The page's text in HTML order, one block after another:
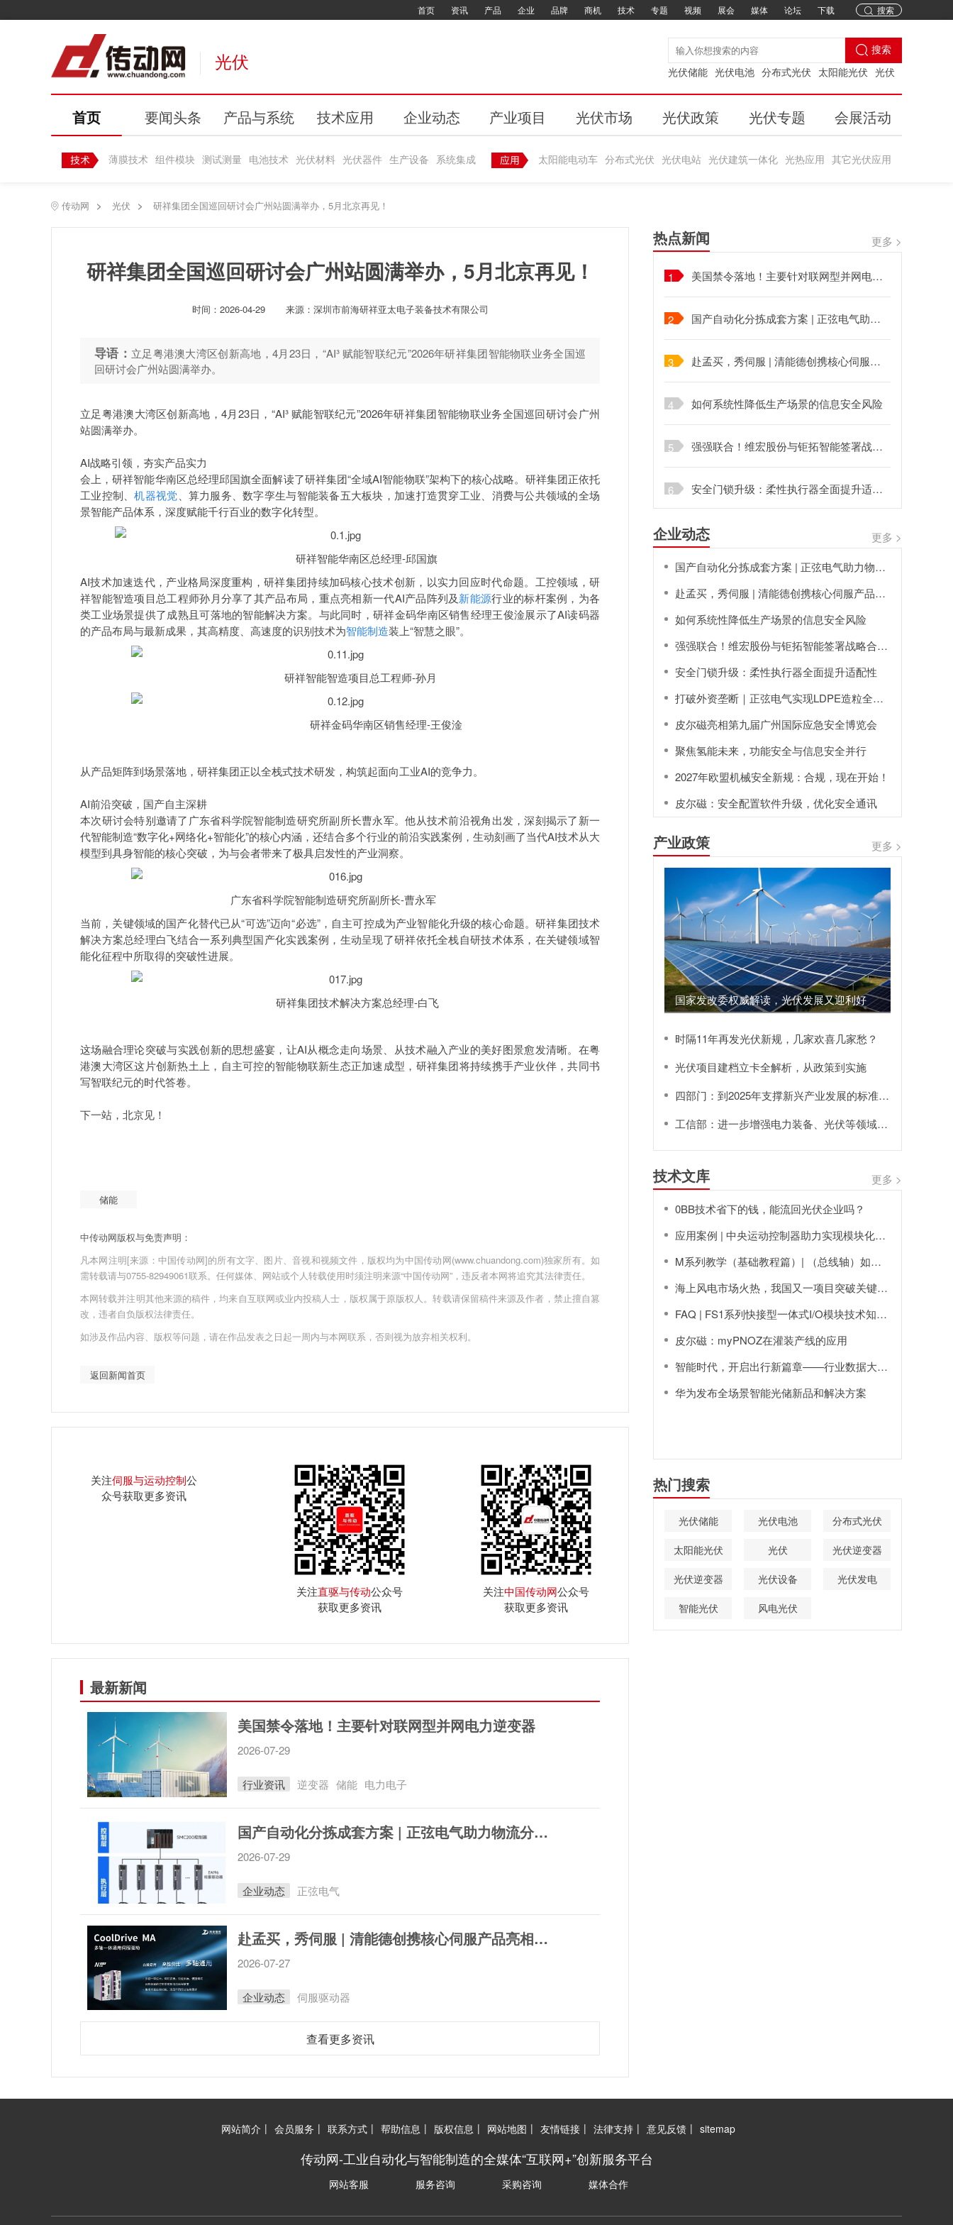
搜索
首页 资讯 产品 企业 品牌 商机 技术 专题 视频 展会 媒体 论坛 下载
光伏
搜索
光伏储能 光伏电池 分布式光伏 太阳能光伏 光伏
首页 要闻头条 产品与系统 技术应用 企业动态 产业项目 光伏市场 光伏政策 光伏专题 会展活动
薄膜技术 组件模块 测试测量 电池技术 光伏材料 光伏器件 生产设备 系统集成 太阳能电动车 分布式光伏 光伏电站 光伏建筑一体化 光热应用 其它光伏应用
传动网 > 光伏 > 研祥集团全国巡回研讨会广州站圆满举办，5月北京再见！
研祥集团全国巡回研讨会广州站圆满举办，5月北京再见！
时间： 2026-04-29 来源：深圳市前海研祥亚太电子装备技术有限公司
导语： 立足粤港澳大湾区创新高地，4月23日，“AI³ 赋能智联纪元”2026年研祥集团智能物联业务全国巡
回研讨会广州站圆满举办。
立足粤港澳大湾区创新高地，4月23日，“AI³ 赋能智联纪元”2026年研祥集团智能物联业务全国巡回研讨会广州
站圆满举办。
AI战略引领，夯实产品实力
会上，研祥智能华南区总经理邱国旗全面解读了研祥集团“全域AI智能物联”架构下的核心战略。研祥集团正依托
工业控制、机器视觉 、算力服务、数字孪生与智能装备五大板块，加速打造贯穿工业、消费与公共领域的全场
景智能产品体系，深度赋能千行百业的数字化转型。
研祥智能华南区总经理-邱国旗
AI技术加速迭代，产业格局深度重构，研祥集团持续加码核心技术创新，以实力回应时代命题。工控领域，研
祥智能智造项目总工程师孙月分享了其产品布局，重点亮相新一代AI产品阵列及新能源行业的标杆案例 ，为各
类工业场景提供了成熟且可落地的智能解决方案。与此同时，研祥金码华南区销售经理王俊淦展示了AI读码器
的产品布局与最新成果 ，其高精度、高速度的识别技术为智能制造装上“智慧之眼”。
研祥智能智造项目总工程师-孙月
研祥金码华南区销售经理-王俊淦
从产品矩阵到场景落地，研祥集团正以全栈式技术研发，构筑起面向工业AI的竞争力。
AI前沿突破，国产自主深耕
本次研讨会特别邀请了广东省科学院智能制造研究所副所长曹永军。他从技术前沿视角出发，深刻揭示了新一
代智能制造“数字化+网络化+智能化”的核心内涵，还结合多个行业的前沿实践案例，生动刻画了当代AI技术从大
模型到具身智能的核心突破，为与会者带来了极具启发性的产业洞察。
广东省科学院智能制造研究所副所长-曹永军
当前，关键领域的国产化替代已从“可选”迈向“必选”，自主可控成为产业智能化升级的核心命题。研祥集团技术
解决方案总经理白飞结合一系列典型国产化实践案例，生动呈现了研祥依托全栈自研技术体系 ，在关键领域智
能化征程中所取得的突破性进展。
研祥集团技术解决方案总经理-白飞
这场融合理论突破与实践创新的思想盛宴，让AI从概念走向场景、从技术融入产业的美好图景愈发清晰。在粤
港澳大湾区这片创新热土上，自主可控的智能物联新生态正加速成型，研祥集团将持续携手产业伙伴，共同书
写智联纪元的时代答卷。
下一站，北京见！
储能
中传动网版权与免责声明：
凡本网注明[来源：中国传动网]的所有文字、图片、音视和视频文件，版权均为中国传动网(www.chuandong.com)独家所有。如
需转载请与0755-82949061联系。任何媒体、网站或个人转载使用时须注明来源“中国传动网”，违反者本网将追究其法律责任。
本网转载并注明其他来源的稿件，均来自互联网或业内投稿人士，版权属于原版权人。转载请保留稿件来源及作者，禁止擅自篡
改，违者自负版权法律责任。
如涉及作品内容、版权等问题，请在作品发表之日起一周内与本网联系，否则视为放弃相关权利。
返回新闻首页
关注伺服与运动控制公
众号获取更多资讯
关注直驱与传动公众号
获取更多资讯
关注中国传动网公众号
获取更多资讯
最新新闻
美国禁令落地！主要针对联网型并网电力逆变器
2026-07-29
行业资讯 逆变器 储能 电力电子
国产自动化分拣成套方案 | 正弦电气助力物流分拣平稳渡过爆仓季
2026-07-29
企业动态 正弦电气
赴孟买，秀伺服 | 清能德创携核心伺服产品亮相印度工业展
2026-07-27
企业动态 伺服驱动器
查看更多资讯
热点新闻 更多 >
1 美国禁令落地！主要针对联网型并网电力逆变器
2 国产自动化分拣成套方案 | 正弦电气助力物流分拣平稳渡过爆仓季
3 赴孟买，秀伺服 | 清能德创携核心伺服产品亮相印度工业展
4 如何系统性降低生产场景的信息安全风险
5 强强联合！维宏股份与钜拓智能签署战略合作协议
6 安全门锁升级：柔性执行器全面提升适配性
企业动态
更多 >
国产自动化分拣成套方案 | 正弦电气助力物流分拣平稳渡过爆仓季
赴孟买，秀伺服 | 清能德创携核心伺服产品亮相印度工业展
如何系统性降低生产场景的信息安全风险
强强联合！维宏股份与钜拓智能签署战略合作协议
安全门锁升级：柔性执行器全面提升适配性
打破外资垄断｜正弦电气实现LDPE造粒全流程国产变频替代
皮尔磁亮相第九届广州国际应急安全博览会
聚焦氢能未来，功能安全与信息安全并行
2027年欧盟机械安全新规：合规，现在开始！
皮尔磁：安全配置软件升级，优化安全通讯
产业政策 更多 >
国家发改委权威解读，光伏发展又迎利好
时隔11年再发光伏新规，几家欢喜几家愁？
光伏项目建档立卡全解析，从政策到实施
四部门：到2025年支撑新兴产业发展的标准体系逐步完善
工信部：进一步增强电力装备、光伏等领域发展动能
技术文库
更多 >
0BB技术省下的钱，能流回光伏企业吗？
应用案例 | 中央运动控制器助力实现模块化设计并减少整体工作量
M系列教学（基础教程篇）| （总线轴）如何让伺服电机动起来
海上风电市场火热，我国又一项目突破关键核心技术壁垒
FAQ | FS1系列快接型一体式I/O模块技术知识点详解
皮尔磁：myPNOZ在灌装产线的应用
智能时代，开启出行新篇章——行业数据大放送 | 奥托尼克斯 汽车行业应用案例(上)
华为发布全场景智能光储新品和解决方案
热门搜索
光伏储能 光伏电池 分布式光伏
太阳能光伏 光伏 光伏逆变器
光伏逆变器 光伏设备 光伏发电
智能光伏 风电光伏
网站简介 | 会员服务 | 联系方式 | 帮助信息 | 版权信息 | 网站地图 | 友情链接 | 法律支持 | 意见反馈 | sitemap
传动网-工业自动化与智能制造的全媒体“互联网+”创新服务平台
网站客服 服务咨询 采购咨询 媒体合作